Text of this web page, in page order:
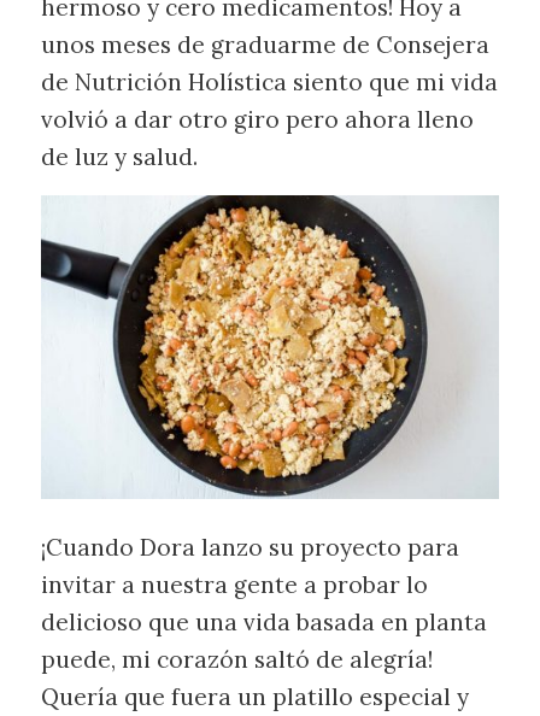
hermoso y cero medicamentos! Hoy a
unos meses de graduarme de Consejera
de Nutrición Holística siento que mi vida
volvió a dar otro giro pero ahora lleno
de luz y salud.
¡Cuando Dora lanzo su proyecto para
invitar a nuestra gente a probar lo
delicioso que una vida basada en planta
puede, mi corazón saltó de alegría!
Quería que fuera un platillo especial y